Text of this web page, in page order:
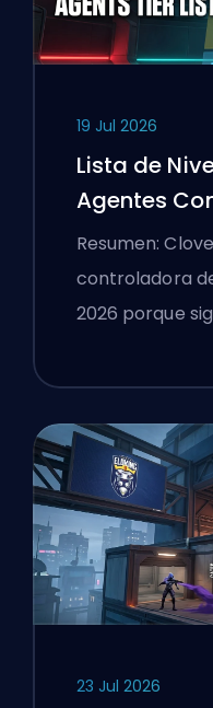
19 Jul 2026
Lista de
Agentes
VALORANT
Resumen:
controladora
2026 porque
23 Jul 2026